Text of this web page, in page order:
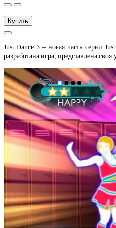
Купить
Just Dance 3 – новая часть серии
разработана игра, представлена